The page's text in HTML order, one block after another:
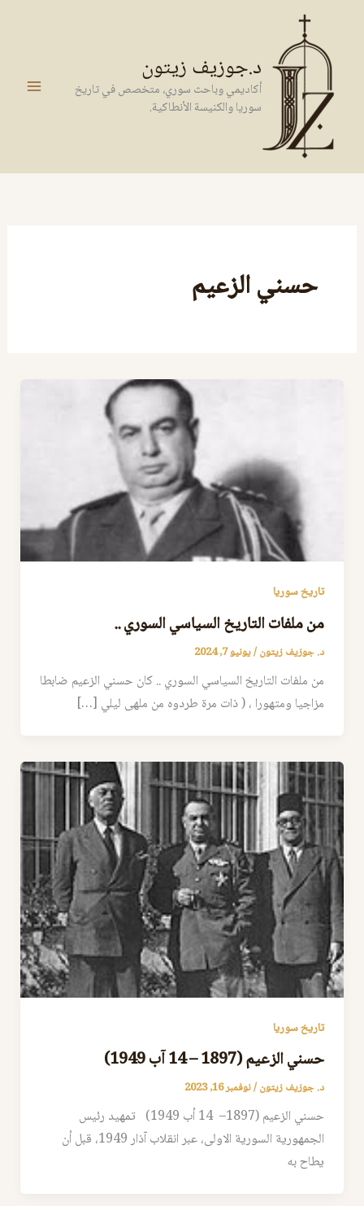
المحتوى
د.جوزيف زيتون
أكاديمي وباحث سوري، متخصص في تاريخ
سوريا والكنيسة الأنطاكية.
حسني الزعيم
تاريخ سوريا
من ملفات التاريخ السياسي السوري ..
د. جوزيف زيتون/يونيو 7, 2024
من ملفات التاريخ السياسي السوري .. كان حسني الزعيم ضابطا
مزاجيا ومتهورا ، ( ذات مرة طردوه من ملهى ليلي […]
تاريخ سوريا
حسني الزعيم (1897 – 14 آب 1949)
د. جوزيف زيتون/نوفمبر 16, 2023
حسني الزعيم (1897– 14 أب 1949) تمهيد رئيس
الجمهورية السورية الاولى، عبر انقلاب آذار 1949، قبل أن
يطاح به